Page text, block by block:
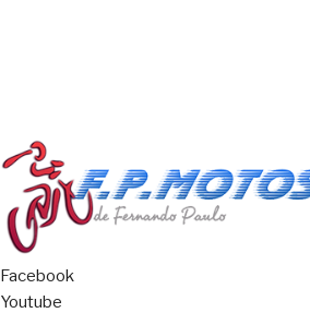
Facebook
Youtube